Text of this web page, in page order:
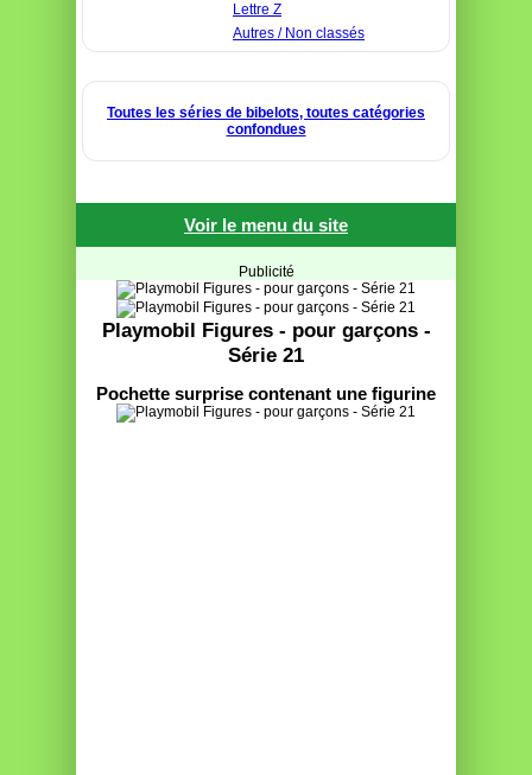
Lettre Z
Autres / Non classés
Toutes les séries de bibelots, toutes catégories
confondues
Voir le menu du site
Publicité
Playmobil Figures - pour garçons -
Série 21
Pochette surprise contenant une figurine